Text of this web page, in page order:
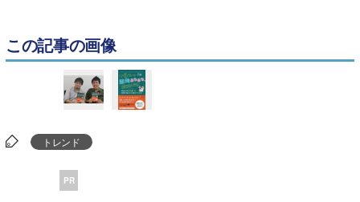
この記事の画像
トレンド
PR